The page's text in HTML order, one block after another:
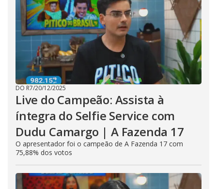
DO R7/20/12/2025
Live do Campeão: Assista à
íntegra do Selfie Service com
Dudu Camargo | A Fazenda 17
O apresentador foi o campeão de A Fazenda 17 com
75,88% dos votos